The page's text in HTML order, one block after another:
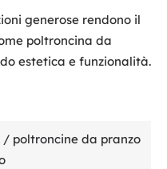
generose rendono il
poltroncina da
estetica e funzionalità.
/ poltroncine da pranzo